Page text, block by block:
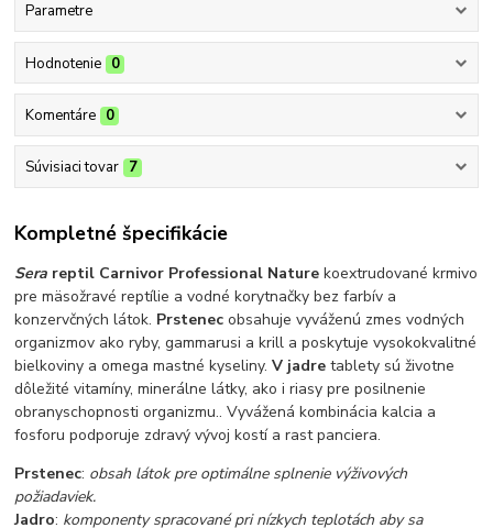
Parametre
Hodnotenie 0
Komentáre 0
Súvisiaci tovar 7
Kompletné špecifikácie
Sera reptil Carnivor Professional Nature koextrudované krmivo
pre mäsožravé reptílie a vodné korytnačky bez farbív a
konzervčných látok. Prstenec obsahuje vyváženú zmes vodných
organizmov ako ryby, gammarusi a krill a poskytuje vysokokvalitné
bielkoviny a omega mastné kyseliny.V jadre tablety sú životne
dôležité vitamíny, minerálne látky, ako i riasy pre posilnenie
obranyschopnosti organizmu.. Vyvážená kombinácia kalcia a
fosforu podporuje zdravý vývoj kostí a rast panciera.
Prstenec: obsah látok pre optimálne splnenie výživových
požiadaviek.
Jadro: komponenty spracované pri nízkych teplotách aby sa